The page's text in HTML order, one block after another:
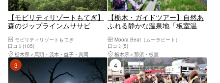
【モビリティリゾートもてぎ】
森のジップラインムササビ
モビリティリゾートもてぎ
口コミ(105)
栃木県
馬頭・茂木・益子・真岡
【栃木・ガイドツアー】自然あ
ふれる静かな温泉地「板室温
Moora Beat（ムーラビート）
口コミ(5)
栃木県
那須・板室
4位